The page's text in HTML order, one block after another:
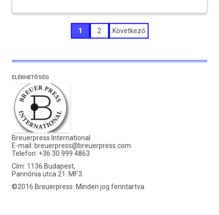
1 2 Következő
ELÉRHETŐSÉG
Breuerpress International
E-mail: breuerpress@breuerpress.com
Telefon: +36 30 999 4863
Cím: 1136 Budapest,
Pannónia utca 21. MF.3.
©2016 Breuerpress. Minden jog fenntartva.